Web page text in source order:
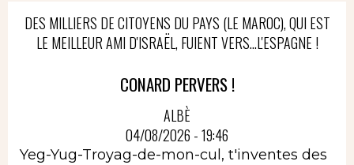
DES MILLIERS DE CITOYENS DU PAYS (LE MAROC), QUI EST
LE MEILLEUR AMI D'ISRAËL, FUIENT VERS...L'ESPAGNE !
CONARD PERVERS !
ALBÈ
04/08/2026 - 19:46
Yeg-Yug-Troyag-de-mon-cul, t'inventes des